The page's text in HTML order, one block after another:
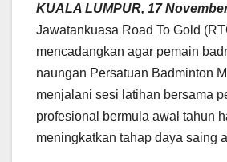
at
s
A
p
p
e
gr
a
m
c
e
b
o
o
k
ail
KUALA LUMPUR, 17
Jawatankuasa Road To Gold
mencadangkan agar pemain
naungan Persatuan Badminton
menjalani sesi latihan bersama
profesional bermula awal tahun
meningkatkan tahap daya saing